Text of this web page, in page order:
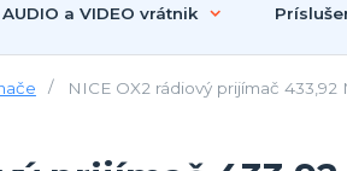
AUDIO a VIDEO vrátnik
NICE OX2 rádiový prijímač 433,92